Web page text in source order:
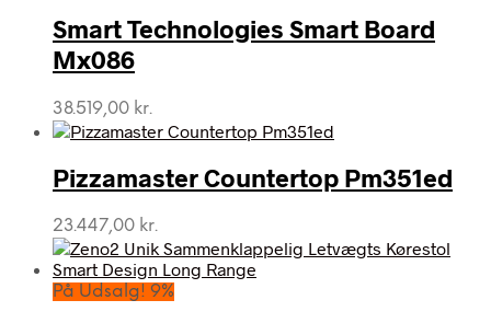
Smart Technologies Smart Board
Mx086
38.519,00 kr.
Pizzamaster Countertop Pm351ed
23.447,00 kr.
På Udsalg! 9%